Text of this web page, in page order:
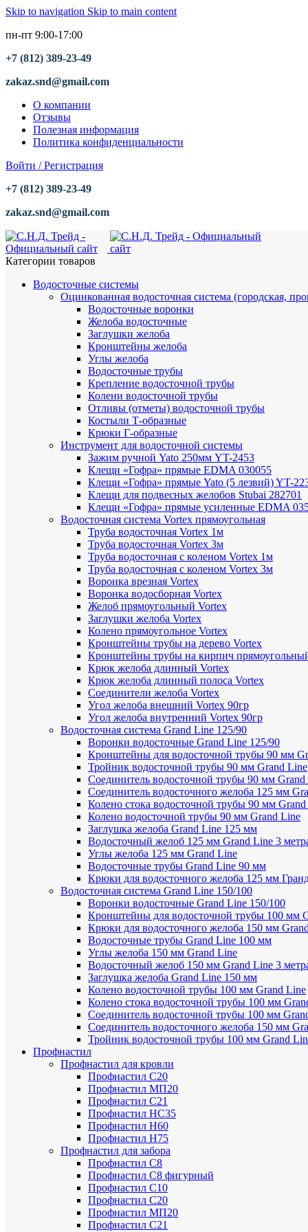
Skip to navigation Skip to main content
пн-пт 9:00-17:00
+7 (812) 389-23-49
zakaz.snd@gmail.com
О компании
Отзывы
Полезная информация
Политика конфиденциальности
Войти / Регистрация
+7 (812) 389-23-49
zakaz.snd@gmail.com
Категории товаров
Водосточные системы
Оцинкованная водосточная система (городская,
Водосточные воронки
Желоба водосточные
Заглушки желоба
Кронштейны желоба
Углы желоба
Водосточные трубы
Крепление водосточной трубы
Колени водосточной трубы
Отливы (отметы) водосточной трубы
Костыли Т-образные
Крюки Г-образные
Инструмент для водосточной системы
Зажим ручной Yato 250мм YT-2453
Клещи «Гофра» прямые EDMA 030055
Клещи «Гофра» прямые Yato (5 лезвий) YT-
Клещи для подвесных желобов Stubai 282701
Клещи «Гофра» прямые усиленные EDMA
Водосточная система Vortex прямоугольная
Труба водосточная Vortex 1м
Труба водосточная Vortex 3м
Труба водосточная с коленом Vortex 1м
Труба водосточная с коленом Vortex 3м
Воронка врезная Vortex
Воронка водосборная Vortex
Желоб прямоугольный Vortex
Заглушки желоба Vortex
Колено прямоугольное Vortex
Кронштейны трубы на дерево Vortex
Кронштейны трубы на кирпич
Крюк желоба длинный Vortex
Крюк желоба длинный полоса Vortex
Соединители желоба Vortex
Угол желоба внешний Vortex 90гр
Угол желоба внутренний Vortex 90гр
Водосточная система Grand Line 125/90
Воронки водосточные Grand Line 125/90
Кронштейны для водосточной трубы 90 мм
Тройник водосточной трубы 90 мм Grand Line
Соединитель водосточной трубы 90 мм
Соединитель водосточного желоба 125 мм
Колено стока водосточной трубы 90 мм
Колено водосточной трубы 90 мм Grand Line
Заглушка желоба Grand Line 125 мм
Водосточный желоб 125 мм Grand Line 3
Углы желоба 125 мм Grand Line
Водосточные трубы Grand Line 90 мм
Крюки для водосточного желоба 125 мм
Водосточная система Grand Line 150/100
Воронки водосточные Grand Line 150/100
Кронштейны для водосточной трубы 100 мм
Крюки для водосточного желоба 150 мм
Водосточные трубы Grand Line 100 мм
Углы желоба 150 мм Grand Line
Водосточный желоб 150 мм Grand Line 3
Заглушка желоба Grand Line 150 мм
Колено водосточной трубы 100 мм Grand Line
Колено стока водосточной трубы 100 мм
Соединитель водосточной трубы 100 мм
Соединитель водосточного желоба 150 мм
Тройник водосточной трубы 100 мм Grand
Профнастил
Профнастил для кровли
Профнастил С20
Профнастил МП20
Профнастил С21
Профнастил НС35
Профнастил Н60
Профнастил Н75
Профнастил для забора
Профнастил С8
Профнастил С8 фигурный
Профнастил С10
Профнастил С20
Профнастил МП20
Профнастил С21